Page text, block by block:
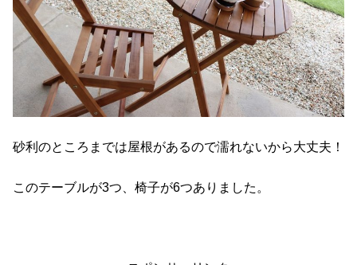
砂利のところまでは屋根があるので濡れないから大丈夫！
このテーブルが3つ、椅子が6つありました。